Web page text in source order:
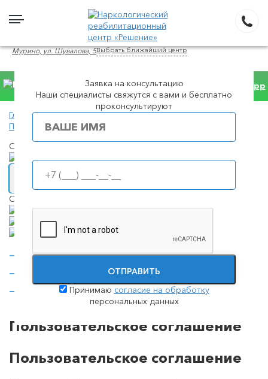
Мурино, ул. Шувалова, 5Выбрать ближайший центр
Консультация WhatsApp
Главная
Пользовательское соглашение
Скорая наркологическая помощь
Вызвать врача на дом
Оплата
оплата наличными;
перевод Сбербанк онлайн
Пользовательское соглашение
Пользовательское соглашение
Популярные города
Заявка на консультацию
Наши специалисты свяжутся с вами и бесплатно
проконсультируют
ОТПРАВИТЬ
Принимаю согласие на обработку
персональных данных